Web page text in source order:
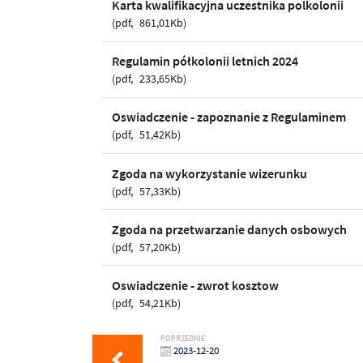
Karta kwalifikacyjna uczestnika polkolonii
pdf 861,01Kb
Regulamin półkolonii letnich 2024
pdf 233,65Kb
Oswiadczenie - zapoznanie z Regulaminem
pdf 51,42Kb
Zgoda na wykorzystanie wizerunku
pdf 57,33Kb
Zgoda na przetwarzanie danych osbowych
pdf 57,20Kb
Oswiadczenie - zwrot kosztow
pdf 54,21Kb
POPRZEDNIE
2023-12-20